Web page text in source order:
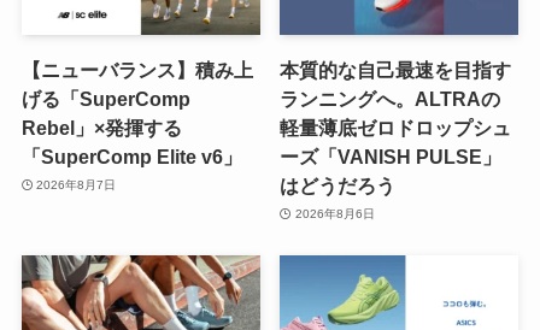
【ニューバランス】積み上
げる「SuperComp
Rebel」×発揮する
「SuperComp Elite v6」
2026年8月7日
本質的な自己最速を目指す
ランニングへ。ALTRAの
軽量薄底ゼロドロップシュ
ーズ「VANISH PULSE」
はどうだろう
2026年8月6日